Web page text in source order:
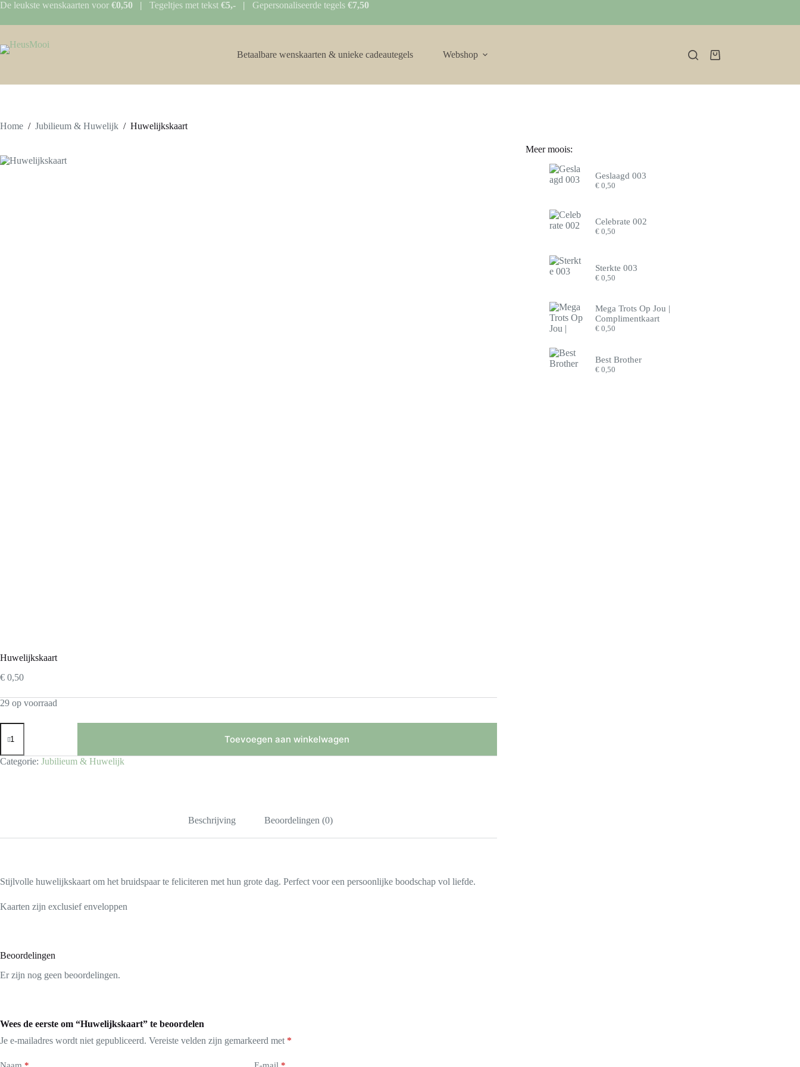
Ga
de
De leukste wenskaarten voor €0,50 | Tegeltjes met tekst €5,- | Gepersonaliseerde tegels €7,50
Betaalbare wenskaarten & unieke cadeautegels Webshop Winkelwagen
Home / Jubilieum & Huwelijk / Huwelijkskaart
Huwelijkskaart
€ 0,50
29 op voorraad
Huwelijkskaart
aantal
Toevoegen aan winkelwagen
Categorie: Jubilieum & Huwelijk
Beschrijving Beoordelingen (0)
Stijlvolle huwelijkskaart om het bruidspaar te feliciteren met hun grote dag. Perfect voor een persoonlijke boodschap vol liefde.
Kaarten zijn exclusief enveloppen
Beoordelingen
Er zijn nog geen beoordelingen.
Wees de eerste om “Huwelijkskaart” te beoordelen
Je e-mailadres wordt niet gepubliceerd. Vereiste velden zijn gemarkeerd met *
Meer moois:
Geslaagd 003
€ 0,50
Celebrate 002
€ 0,50
Sterkte 003
€ 0,50
Mega Trots Op Jou |
Complimentkaart
€ 0,50
Best Brother
€ 0,50